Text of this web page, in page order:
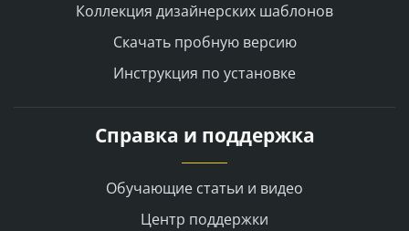
Коллекция дизайнерских шаблонов
Скачать пробную версию
Инструкция по установке
Справка и поддержка
Обучающие статьи и видео
Центр поддержки